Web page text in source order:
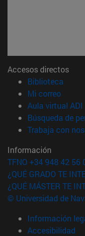
Accesos directos
Biblioteca
Mi correo(abre
Aula virtual ADI
Búsqueda de
Trabaja con
Información
TFNO +34 948 42 56
¿QUÉ GRADO TE
¿QUÉ MÁSTER TE
© Universidad de
Información
Accesibilidad